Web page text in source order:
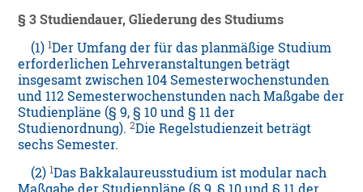
§ 3 Studiendauer, Gliederung des Studiums
(1)1Der Umfang der für das planmäßige Studium
erforderlichen Lehrveranstaltungen beträgt
insgesamt zwischen 104 Semesterwochenstunden
und 112 Semesterwochenstunden nach Maßgabe der
Studienpläne (§ 9, § 10 und § 11 der
Studienordnung).2Die Regelstudienzeit beträgt
sechs Semester.
(2)1Das Bakkalaureusstudium ist modular nach